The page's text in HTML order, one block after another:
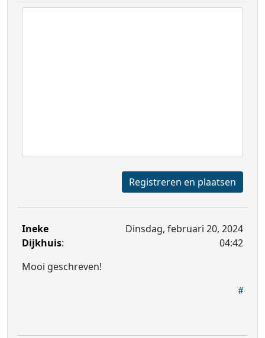
Registreren en plaatsen
Ineke
Dijkhuis:
Dinsdag, februari 20, 2024
04:42
Mooi geschreven!